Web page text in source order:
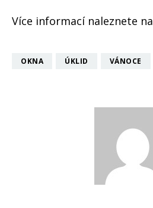
Více informací naleznete na
OKNA ÚKLID VÁNOCE